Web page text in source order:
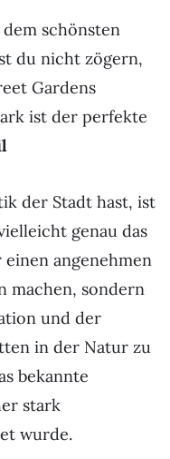
schönsten
du nicht zögern,
Gardens
ist der perfekte
der Stadt hast, ist
genau das
angenehmen
machen, sondern
und der
in der Natur zu
bekannte
stark
wurde.